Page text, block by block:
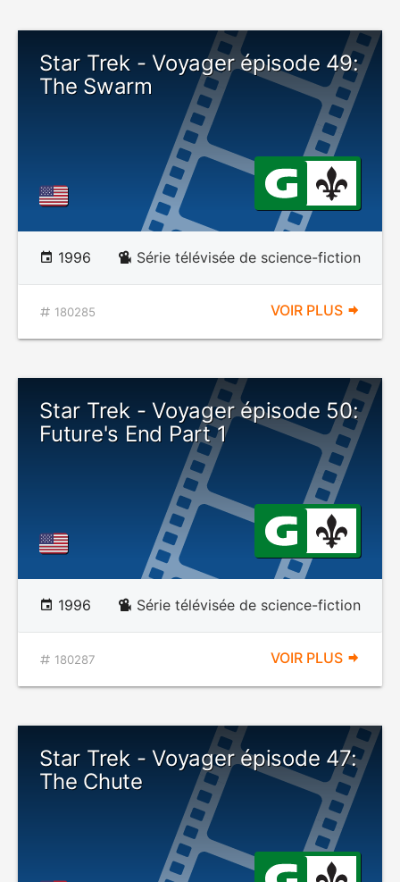
Star Trek - Voyager épisode 49:
The Swarm
1996 Série télévisée de science-fiction
180285 VOIR PLUS
Star Trek - Voyager épisode 50:
Future's End Part 1
1996 Série télévisée de science-fiction
180287 VOIR PLUS
Star Trek - Voyager épisode 47:
The Chute